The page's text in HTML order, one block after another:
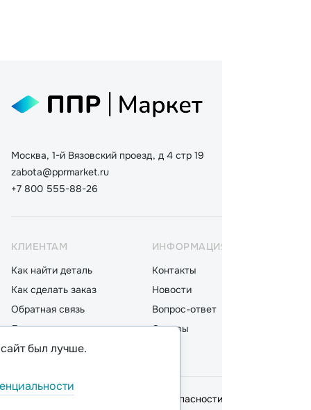
Москва, 1-й Вязовский проезд, д 4 стр 19
zabota@pprmarket.ru
+7 800 555-88-26
КЛИЕНТАМ
Как найти деталь
Как сделать заказ
Обратная связь
Доставка
Оплата
ИНФОРМАЦИЯ
Контакты
Новости
Вопрос-ответ
Отзывы
© 2026,ООО "ППР"
Политика безопасности
был лучше.